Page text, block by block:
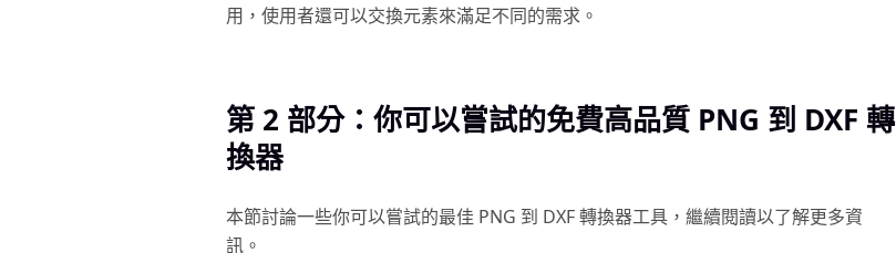
用，使用者還可以交換元素來滿足不同的需求。
第 2 部分：你可以嘗試的免費高品質 PNG 到 DXF 轉
換器
本節討論一些你可以嘗試的最佳 PNG 到 DXF 轉換器工具，繼續閱讀以了解更多資
訊。